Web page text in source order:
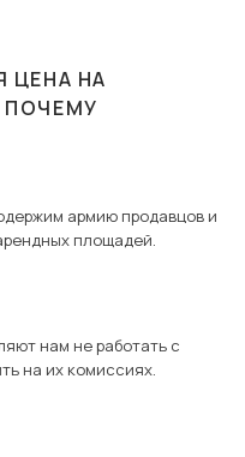
ЦЕНА НА
ПОЧЕМУ
армию продавцов и
площадей.
нам не работать с
на их комиссиях.